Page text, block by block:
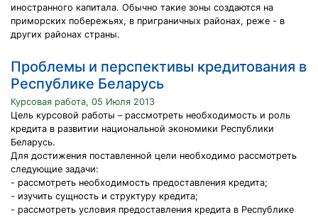
иностранного капитала. Обычно такие зоны создаются на
приморских побережьях, в приграничных районах, реже - в
других районах страны.
Проблемы и перспективы кредитования в
Республике Беларусь
Курсовая работа, 05 Июля 2013
Цель курсовой работы – рассмотреть необходимость и роль
кредита в развитии национальной экономики Республики
Беларусь.
Для достижения поставленной цели необходимо рассмотреть
следующие задачи:
- рассмотреть необходимость предоставления кредита;
- изучить сущность и структуру кредита;
- рассмотреть условия предоставления кредита в Республике